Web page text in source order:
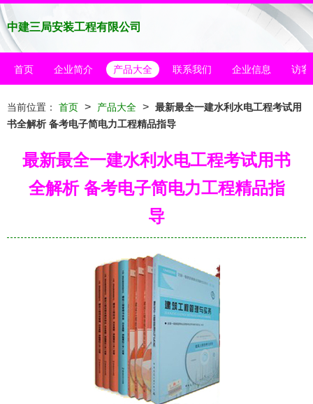
中建三局安装工程有限公司
首页 企业简介 产品大全 联系我们 企业信息 访客
当前位置： 首页 > 产品大全 > 最新最全一建水利水电工程考试用
书全解析 备考电子简电力工程精品指导
最新最全一建水利水电工程考试用书
全解析 备考电子简电力工程精品指
导